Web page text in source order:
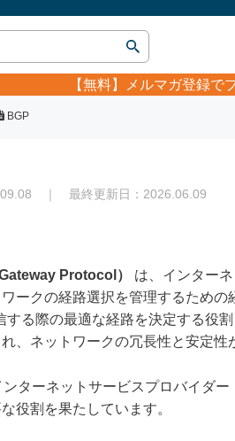
【無料】 メルマガ登録で
BGP
｜ 最終更新日：2026.06.09
Protocol）
は、インター
ークの経路選択を管理するため
する際の最適な経路を決定する役
、ネットワークの冗長性と安定性
ンターネットサービスプロバイダ
役割を果たしています。